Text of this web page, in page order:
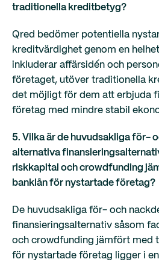
traditionella kreditbetyg?
Qred bedömer potentiella
kreditvärdighet genom en
inkluderar affärsidén och
företaget, utöver traditionella
det möjligt för dem att erbjuda
företag med mindre stabil
5. Vilka är de huvudsakliga för-
alternativa
riskkapital och crowdfunding
banklån för nystartade företag?
De huvudsakliga för- och
finansieringsalternativ såsom
och crowdfunding jämfört med
för nystartade företag ligger i